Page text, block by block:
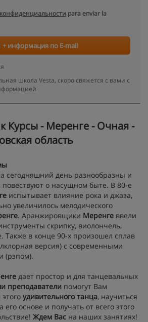
para enviar la
+ информация по E-mail
школа Vesta, скоро свяжется с вами с
Курсы - Меренге - Очная -
область
сегодняшний день разнообразны и
о насущном быте. В 80-е
испытывает влияние рока и джаза,
увеличилось мелодического
. Аранжировщики Меренге ввели
скрипку, виолончель,
Также в конце 90-х произошел сплав
версия) с современными
(рэпом).
дает простор и для танцевальных
преподаватели помогут Вам
удивительного танца, научиться
основе и получать от всего этого
Ждем Вас на наших занятиях!